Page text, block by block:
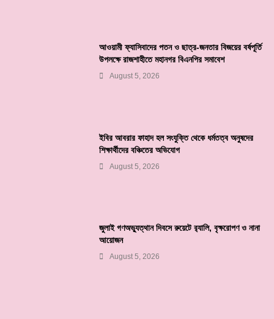
আওয়ামী ফ্যাসিবাদের পতন ও ছাত্র-জনতার বিজয়ের বর্ষপূর্তি
উপলক্ষে রাজশাহীতে মহানগর বিএনপির সমাবেশ
August 5, 2026
ইবির আবরার ফাহাদ হল সংযুক্তি থেকে ধর্মতত্ব অনুষদের
শিক্ষার্থীদের বঞ্চিতের অভিযোগ
August 5, 2026
জুলাই গণঅভ্যুত্থান দিবসে রুয়েটে র‌্যালি, বৃক্ষরোপণ ও নানা
আয়োজন
August 5, 2026